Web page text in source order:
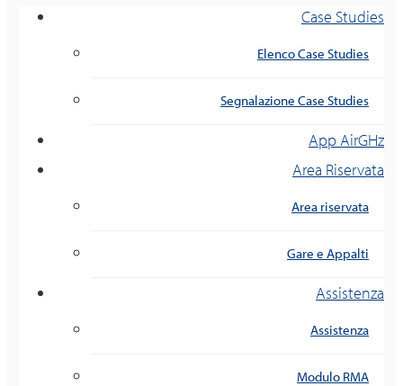
Case Studies
Elenco Case Studies
Segnalazione Case Studies
App AirGHz
Area Riservata
Area riservata
Gare e Appalti
Assistenza
Assistenza
Modulo RMA